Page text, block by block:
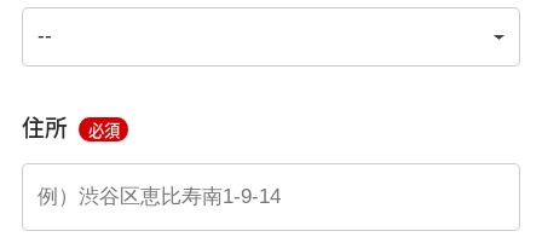
住所 必須